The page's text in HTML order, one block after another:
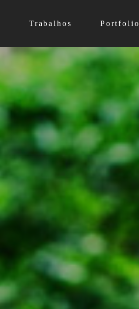
Trabalhos Portfolio